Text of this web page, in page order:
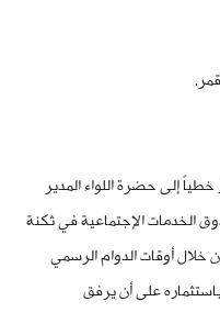
إلى حضرة اللواء المدير
الخدمات الإجتماعية في ثكنة
أوقات الدوام الرسمي
على أن يرفق